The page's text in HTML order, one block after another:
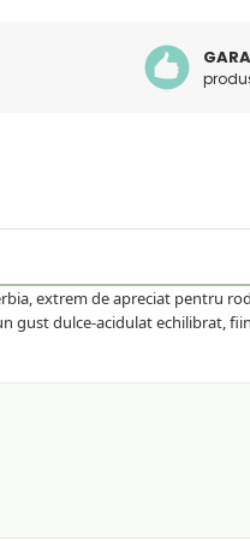
extrem de apreciat pentru
gust dulce-acidulat echilibrat,